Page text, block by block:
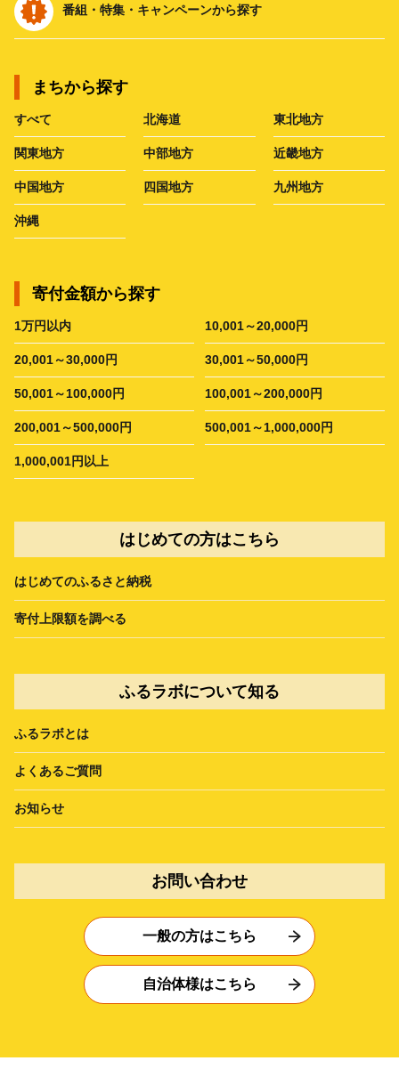
番組・特集・キャンペーンから探す
まちから探す
すべて 北海道 東北地方
関東地方 中部地方 近畿地方
中国地方 四国地方 九州地方
沖縄
寄付金額から探す
1万円以内 10,001～20,000円
20,001～30,000円 30,001～50,000円
50,001～100,000円 100,001～200,000円
200,001～500,000円 500,001～1,000,000円
1,000,001円以上
はじめての方はこちら
はじめてのふるさと納税
寄付上限額を調べる
ふるラボについて知る
ふるラボとは
よくあるご質問
お知らせ
お問い合わせ
一般の方はこちら
自治体様はこちら